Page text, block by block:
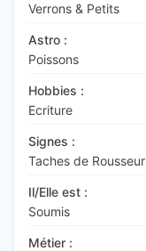
Verrons & Petits
Astro :
Poissons
Hobbies :
Ecriture
Signes :
Taches de Rousseur
Il/Elle est :
Soumis
Métier :